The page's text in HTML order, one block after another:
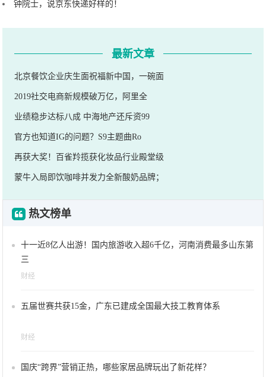
钟院士，说京东快递好样的！
最新文章
北京餐饮企业庆生面祝福新中国，一碗面
2019社交电商新规模破万亿，阿里全
业绩稳步达标八成 中海地产还斥资99
官方也知道IG的问题？S9主题曲Ro
再获大奖！百雀羚揽获化妆品行业殿堂级
蒙牛入局即饮咖啡并发力全新酸奶品牌；
热文榜单
十一近8亿人出游！国内旅游收入超6千亿，河南消费最多山东第
三
财经
五届世赛共获15金，广东已建成全国最大技工教育体系
财经
国庆“跨界”营销正热，哪些家居品牌玩出了新花样？